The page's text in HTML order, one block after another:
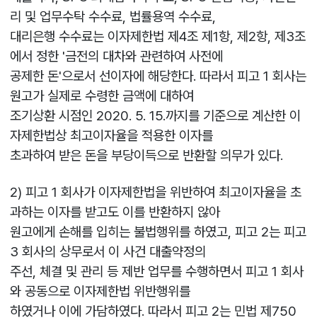
리 및 업무수탁 수수료, 법률용역 수수료,
대리은행 수수료는 이자제한법 제4조 제1항, 제2항, 제3조
에서 정한 '금전의 대차와 관련하여 사전에
공제한 돈'으로서 선이자에 해당한다. 따라서 피고 1 회사는
원고가 실제로 수령한 금액에 대하여
조기상환 시점인 2020. 5. 15.까지를 기준으로 계산한 이
자제한법상 최고이자율을 적용한 이자를
초과하여 받은 돈을 부당이득으로 반환할 의무가 있다.
2) 피고 1 회사가 이자제한법을 위반하여 최고이자율을 초
과하는 이자를 받고도 이를 반환하지 않아
원고에게 손해를 입히는 불법행위를 하였고, 피고 2는 피고
3 회사의 상무로서 이 사건 대출약정의
주선, 체결 및 관리 등 제반 업무를 수행하면서 피고 1 회사
와 공동으로 이자제한법 위반행위를
하였거나 이에 가담하였다. 따라서 피고 2는 민법 제750